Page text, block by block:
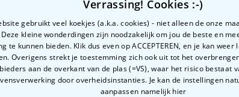
Verrassing! Cookies :-)
gebruikt veel koekjes (a.k.a. cookies) - niet alleen de onze
kleine wonderdingen zijn noodzakelijk om jou de beste en
te kunnen bieden. Klik dus even op ACCEPTEREN, en je kan
Overigens strekt je toestemming zich ook uit tot het
aan de overkant van de plas (=VS), waar het risico bestaat
door overheidsinstanties. Je kan de instellingen
aanpassen namelijk hier